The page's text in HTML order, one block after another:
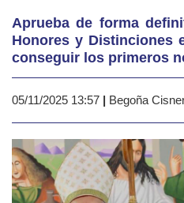
Aprueba de forma
Honores y Distinciones
conseguir los primeros
05/11/2025 13:57 | Begoña